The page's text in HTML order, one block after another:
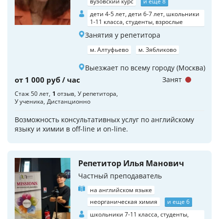
дети 4-5 лет, дети 6-7 лет, школьники
1-11 класса, студенты, взрослые
Занятия у репетитора
м. Алтуфьево м. Зябликово
Выезжает по всему городу (Москва)
от 1 000 руб / час
Стаж 50 лет 1 отзыв У репетитора
У ученика Дистанционно
Возможность консультативных услуг по английскому
языку и химии в off-line и on-line.
Занят
Репетитор Илья Манович
Частный преподаватель
на английском языке
неорганическая химия
и еще 6
школьники 7-11 класса, студенты,